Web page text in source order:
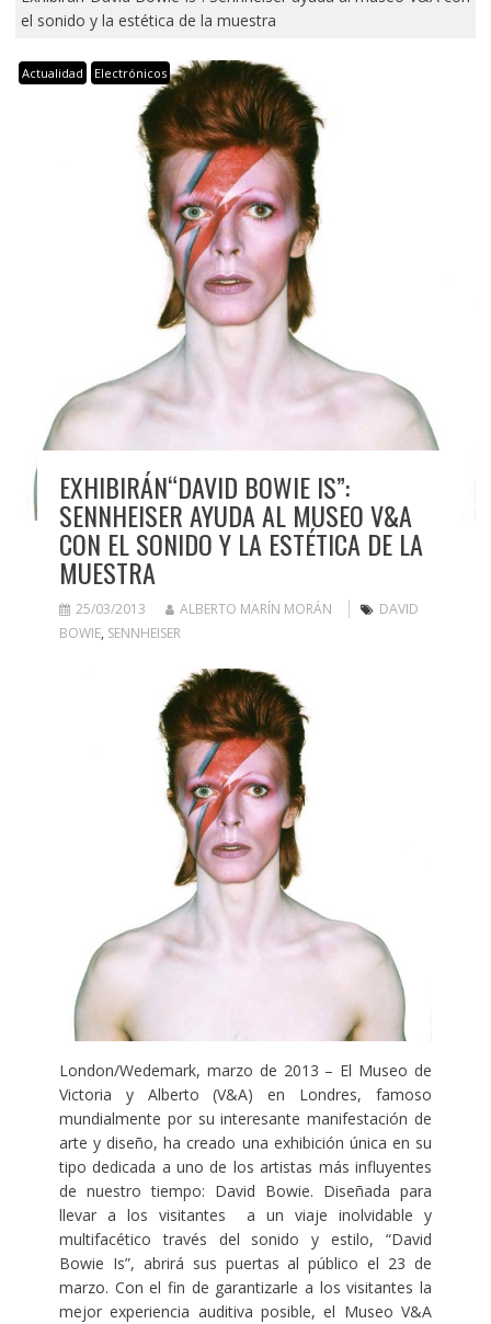
el sonido y la estética de la muestra
Actualidad Electrónicos
EXHIBIRÁN“DAVID BOWIE IS”:
SENNHEISER AYUDA AL MUSEO V&A
CON EL SONIDO Y LA ESTÉTICA DE LA
MUESTRA
25/03/2013 ALBERTO MARÍN MORÁN
DAVID
BOWIE, SENNHEISER
London/Wedemark, marzo de 2013 – El Museo de
Victoria y Alberto (V&A) en Londres, famoso
mundialmente por su interesante manifestación de
arte y diseño, ha creado una exhibición única en su
tipo dedicada a uno de los artistas más influyentes
de nuestro tiempo: David Bowie. Diseñada para
llevar a los visitantes a un viaje inolvidable y
multifacético través del sonido y estilo, “David
Bowie Is”, abrirá sus puertas al público el 23 de
marzo. Con el fin de garantizarle a los visitantes la
mejor experiencia auditiva posible, el Museo V&A